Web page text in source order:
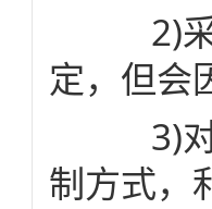
2)采
定，但会
3)对
制方式，